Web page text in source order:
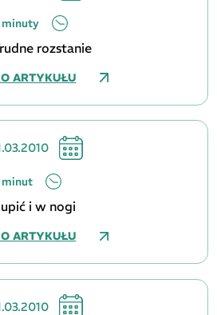
minuty
rozstanie
ARTYKUŁU
minut
i w nogi
ARTYKUŁU